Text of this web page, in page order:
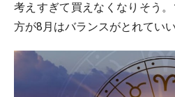
考えすぎて買えなくなりそう
方が8月はバランスがとれていい